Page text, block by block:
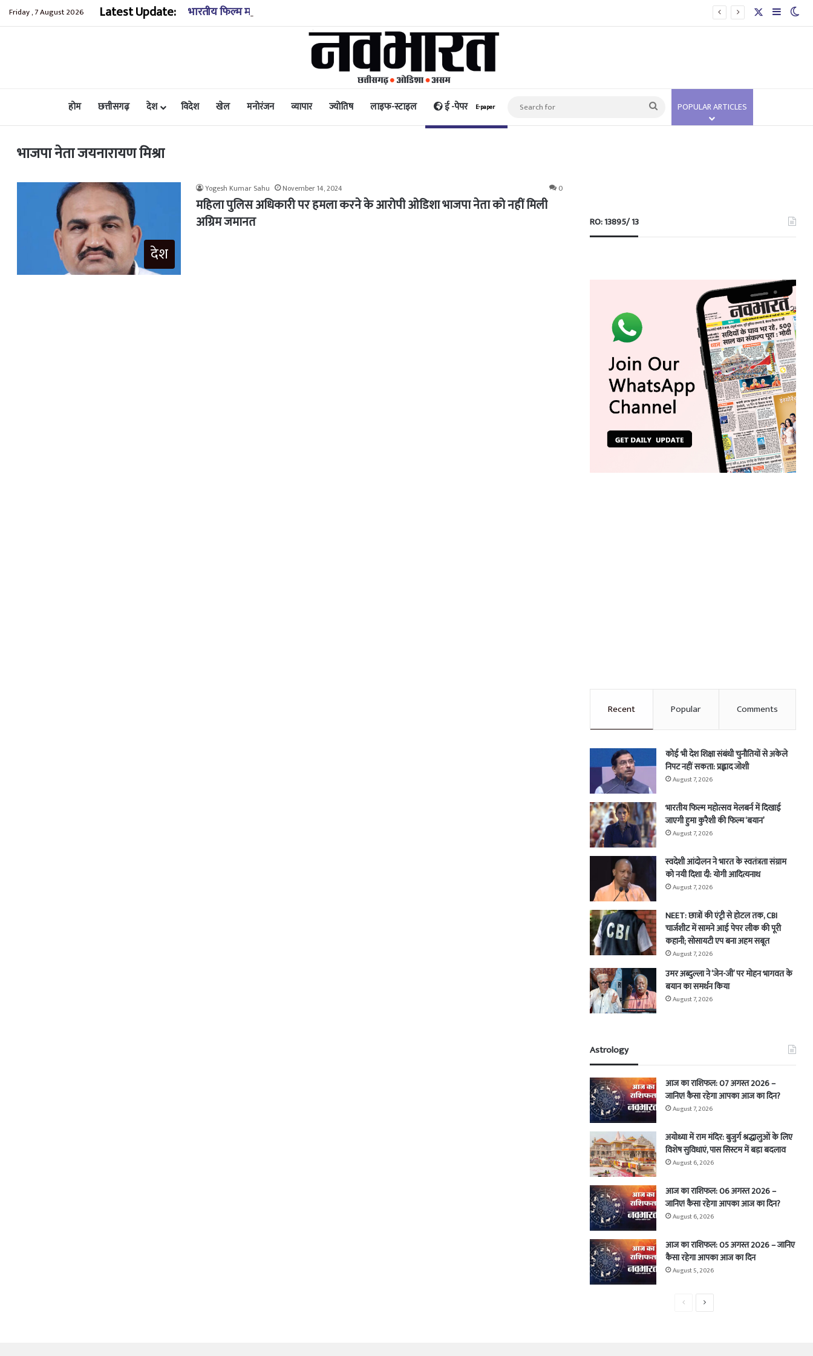
Friday , 7 August 2026 Latest Update: भारतीय फिल्म महोत्सव मेलबर्न में दिखाई जाएगी हुमा कुरैशी की फिल्म ‘बयान’ Sidebar
होम छत्तीसगढ़ देश विदेश खेल मनोरंजन व्यापार ज्योतिष लाइफ-स्टाइल ई -पेपर E-paper
Search
for
POPULAR ARTICLES
भाजपा नेता जयनारायण मिश्रा
देश
Yogesh Kumar Sahu November 14, 2024 0
महिला पुलिस अधिकारी पर हमला करने के आरोपी ओडिशा भाजपा नेता को नहीं मिली
अग्रिम जमानत
RO: 13895/ 13
Recent Popular Comments
कोई भी देश शिक्षा संबंधी चुनौतियों से अकेले
निपट नहीं सकता: प्रह्लाद जोशी
August 7, 2026
भारतीय फिल्म महोत्सव मेलबर्न में दिखाई
जाएगी हुमा कुरैशी की फिल्म ‘बयान’
August 7, 2026
स्वदेशी आंदोलन ने भारत के स्वतंत्रता संग्राम
को नयी दिशा दी: योगी आदित्यनाथ
August 7, 2026
NEET: छात्रों की एंट्री से होटल तक, CBI
चार्जशीट में सामने आई पेपर लीक की पूरी
कहानी; सोसायटी एप बना अहम सबूत
August 7, 2026
उमर अब्दुल्ला ने ‘जेन-जी’ पर मोहन भागवत के
बयान का समर्थन किया
August 7, 2026
Astrology
आज का राशिफल: 07 अगस्त 2026 –
जानिए! कैसा रहेगा आपका आज का दिन?
August 7, 2026
अयोध्या में राम मंदिर: बुजुर्ग श्रद्धालुओं के लिए
विशेष सुविधाएं, पास सिस्टम में बड़ा बदलाव
August 6, 2026
आज का राशिफल: 06 अगस्त 2026 –
जानिए! कैसा रहेगा आपका आज का दिन?
August 6, 2026
आज का राशिफल: 05 अगस्त 2026 – जानिए
कैसा रहेगा आपका आज का दिन
August 5, 2026
PreviousNext